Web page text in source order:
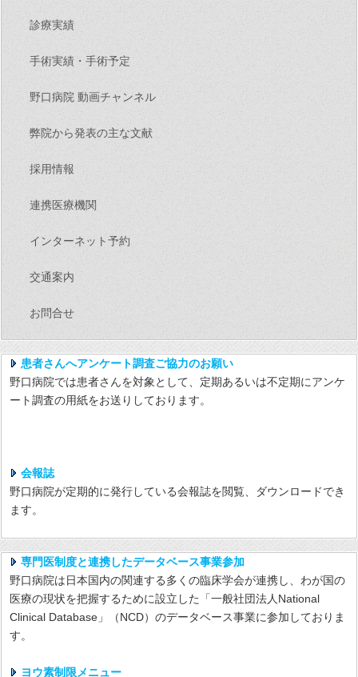
診療実績
手術実績・手術予定
野口病院 動画チャンネル
弊院から発表の主な文献
採用情報
連携医療機関
インターネット予約
交通案内
お問合せ
患者さんへアンケート調査ご協力のお願い
野口病院では患者さんを対象として、定期あるいは不定期にアンケ
ート調査の用紙をお送りしております。
会報誌
野口病院が定期的に発行している会報誌を閲覧、ダウンロードでき
ます。
専門医制度と連携したデータベース事業参加
野口病院は日本国内の関連する多くの臨床学会が連携し、わが国の
医療の現状を把握するために設立した「一般社団法人National
Clinical Database」（NCD）のデータベース事業に参加しておりま
す。
ヨウ素制限メニュー